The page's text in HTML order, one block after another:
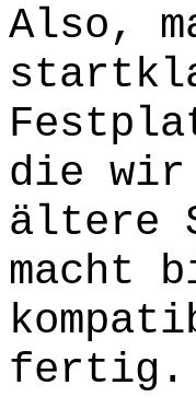
Also,
die wir
ältere
macht
fertig.